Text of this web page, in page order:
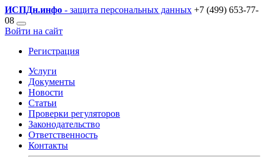
ИСПДн.инфо - защита персональных данных +7 (499) 653-77-
08
Войти на сайт
Регистрация
Услуги
Документы
Новости
Статьи
Проверки регуляторов
Законодательство
Ответственность
Контакты